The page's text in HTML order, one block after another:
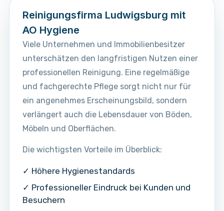
Reinigungsfirma Ludwigsburg mit
AO Hygiene
Viele Unternehmen und Immobilienbesitzer
unterschätzen den langfristigen Nutzen einer
professionellen Reinigung. Eine regelmäßige
und fachgerechte Pflege sorgt nicht nur für
ein angenehmes Erscheinungsbild, sondern
verlängert auch die Lebensdauer von Böden,
Möbeln und Oberflächen.
Die wichtigsten Vorteile im Überblick:
✓ Höhere Hygienestandards
✓ Professioneller Eindruck bei Kunden und
Besuchern